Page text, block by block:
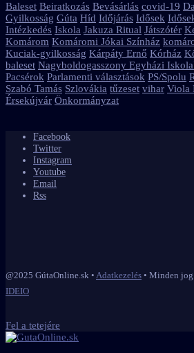
Baleset Beiratkozás Bevásárlás covid-19
Gyilkosság Gúta Híd Időjárás Idősek
Intézkedés Iskola Jakuza Ritual Játszótér
Komárom Komáromi Jókai Színház
Kuciak-gyilkosság Kárpáty Ernő Kórház
baleset Nagyboldogasszony Egyházi
Pacsérok Parlamenti választások PS/Spolu
Szabó Tamás Szlovákia tűzeset vihar Viola
Érsekújvár Önkormányzat
Facebook
Twitter
Instagram
Youtube
Email
Rss
@2025 GútaOnline.sk • Adatkezelés • Minden
IDEIO
Fel a tetejére